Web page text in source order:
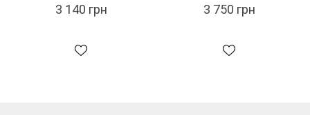
3 140 грн 3 750 грн